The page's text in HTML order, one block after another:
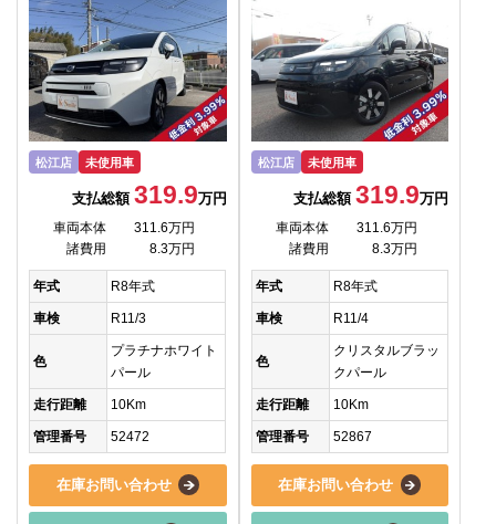
松江店 未使用車
支払総額 319.9万円
車両本体
311.6万円
諸費用
8.3万円
年式 R8年式
車検 R11/3
色
プラチナホワイト
パール
走行距離 10Km
管理番号 52472
在庫お問い合わせ
松江店 未使用車
支払総額319.9万円
車両本体
311.6万円
諸費用
8.3万円
年式 R8年式
車検 R11/4
色
クリスタルブラッ
クパール
走行距離 10Km
管理番号 52867
在庫お問い合わせ